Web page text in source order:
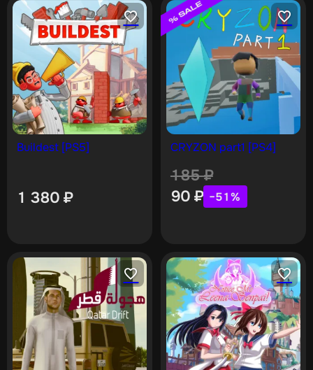
Buildest [PS5]
1 380 ₽
CRYZON part1 [PS4]
185₽
90 ₽ −51%